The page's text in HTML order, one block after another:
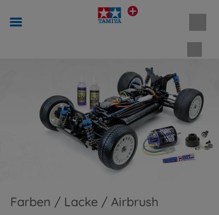
Farben / Lacke / Airbrush